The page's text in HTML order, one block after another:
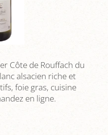
Côte de Rouffach du
alsacien riche et
foie gras, cuisine
en ligne.